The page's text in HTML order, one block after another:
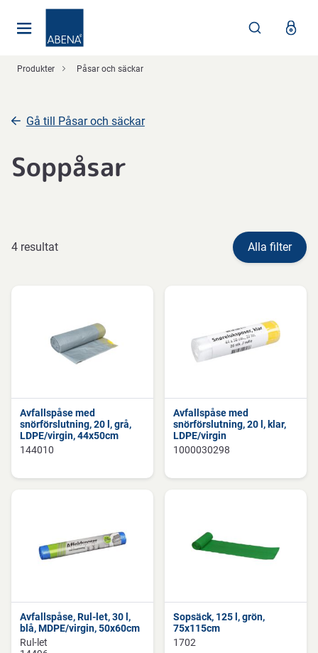
Produkter Påsar och säckar
Gå till Påsar och säckar
Soppåsar
4 resultat Alla filter
Avfallspåse med
snörförslutning, 20 l, grå,
LDPE/virgin, 44x50cm
144010
Avfallspåse med
snörförslutning, 20 l, klar,
LDPE/virgin
1000030298
Avfallspåse, Rul-let, 30 l,
blå, MDPE/virgin, 50x60cm
Rul-let
Sopsäck, 125 l, grön,
75x115cm
1702